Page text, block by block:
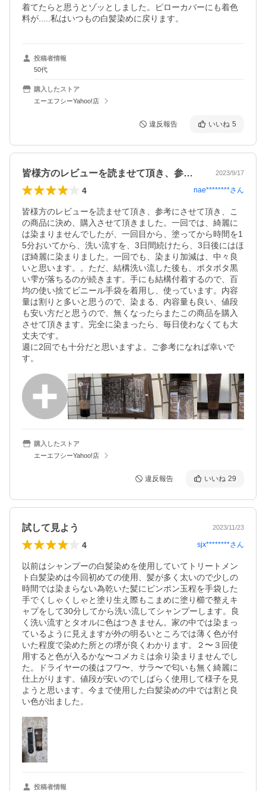
着てたらと思うとゾッとしました。ピローカバーにも着色
料が.....私はいつもの白髪染めに戻ります。
投稿者情報
50代
購入したストア
エーエフシーYahoo!店
違反報告 いいね 5
皆様方のレビューを読ませて頂き、参考に… 2023/9/17
4 nae********さん
皆様方のレビューを読ませて頂き、参考にさせて頂き、こ
の商品に決め、購入させて頂きました。一回では、綺麗に
は染まりませんでしたが、一回目から、塗ってから時間を1
5分おいてから、洗い流すを、3日間続けたら、3日後にはほ
ぼ綺麗に染まりました。一回でも、染まり加減は、中々良
いと思います。。ただ、結構洗い流した後も、ポタポタ黒
い雫が落ちるのが続きます。手にも結構付着するので、百
均の使い捨てビニール手袋を着用し、使っています。内容
量は割りと多いと思うので、染まる、内容量も良い、値段
も安い方だと思うので、無くなったらまたこの商品を購入
させて頂きます。完全に染まったら、毎日使わなくても大
丈夫です。
週に2回でも十分だと思いますよ。ご参考になれば幸いで
す。
購入したストア
エーエフシーYahoo!店
違反報告 いいね 29
試して見よう 2023/11/23
4 sjx********さん
以前はシャンプーの白髪染めを使用していてトリートメン
ト白髪染めは今回初めての使用、髪が多く太いので少しの
時間では染まらない為乾いた髪にピンポン玉程を手袋した
手でくしゃくしゃと塗り生え際もこまめに塗り櫛で整えキ
ャプをして30分してから洗い流してシャンプーします。良
く洗い流すとタオルに色はつきません。家の中では染まっ
ているように見えますが外の明るいところでは薄く色が付
いた程度で染めた所との堺が良くわかります。２〜３回使
用すると色が入るかな〜コメカミは余り染まりませんでし
た。ドライヤーの後はフワ〜、サラ〜で匂いも無く綺麗に
仕上がります。値段が安いのでしばらく使用して様子を見
ようと思います。今まで使用した白髪染めの中では割と良
い色が出ました。
投稿者情報